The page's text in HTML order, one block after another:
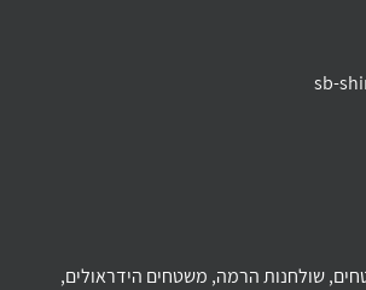
sb-
שולחנות הרמה, משטחים הידראולים,